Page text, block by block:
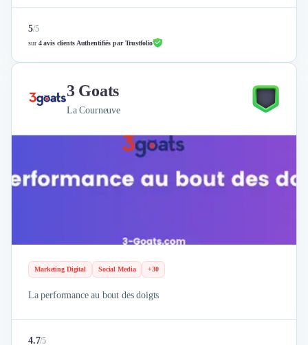
5/5
sur4 avis clients Authentifiés par Trustfolio
3 Goats
La Courneuve
Marketing Digital Social Media +30
La performance au bout des doigts
4.7/5